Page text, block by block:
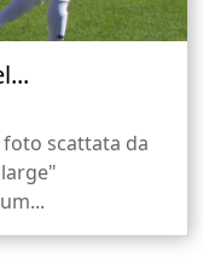
foto scattata da